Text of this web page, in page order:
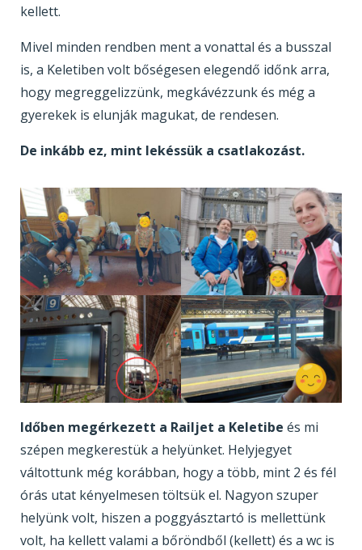
kellett.
Mivel minden rendben ment a vonattal és a busszal
is, a Keletiben volt bőségesen elegendő időnk arra,
hogy megreggelizzünk, megkávézzunk és még a
gyerekek is elunják magukat, de rendesen.
De inkább ez, mint lekéssük a csatlakozást.
Időben megérkezett a Railjet a Keletibe és mi
szépen megkerestük a helyünket. Helyjegyet
váltottunk még korábban, hogy a több, mint 2 és fél
órás utat kényelmesen töltsük el. Nagyon szuper
helyünk volt, hiszen a poggyásztartó is mellettünk
volt, ha kellett valami a bőröndből (kellett) és a wc is